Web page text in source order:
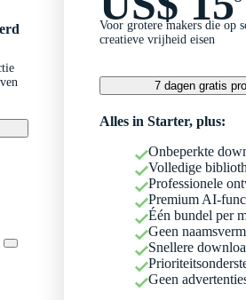
Voor grotere makers die op
creatieve vrijheid eisen
7 dagen gratis
Alles in Starter, plus:
Onbeperkte
Volledige
Professionele
Premium AI-
Één bundel per
Geen
Snellere
Geen